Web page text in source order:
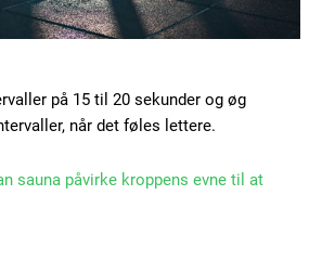
på 15 til 20 sekunder og øg
når det føles lettere.
sauna påvirke kroppens evne til at